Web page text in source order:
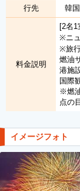
行先 韓国
料金説明
[2名1
※ニ
※旅
燃油
港施
国際
※燃
点の
イメージフォト